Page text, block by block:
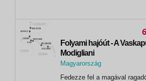
Patmos* 16:30
Folyami hajóút - A
Modigliani
Magyarország
Fedezze fel a magával